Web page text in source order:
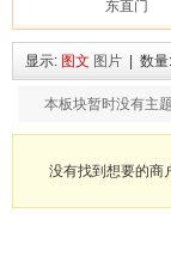
东直门
显示: 图文 图片 | 数量:
本板块暂时没有主
没有找到想要的商